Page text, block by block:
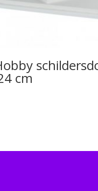
cm